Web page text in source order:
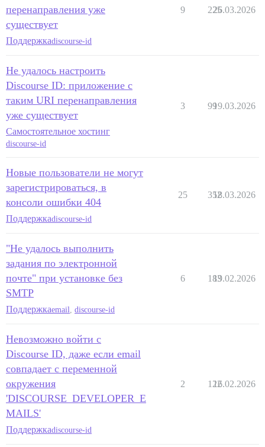
перенаправления уже
существует
Поддержкаdiscourse-id
9 225
26.03.2026
Не удалось настроить
Discourse ID: приложение с
таким URI перенаправления
уже существует
Самостоятельное хостинг
discourse-id
3 9919.03.2026
Новые пользователи не могут
зарегистрироваться, в
консоли ошибки 404
Поддержкаdiscourse-id
25 352
18.03.2026
"Не удалось выполнить
задания по электронной
почте" при установке без
SMTP
Поддержкаemail discourse-id
6 183
19.02.2026
Невозможно войти с
Discourse ID, даже если email
совпадает с переменной
окружения
'DISCOURSE_DEVELOPER_E
MAILS'
Поддержкаdiscourse-id
2 122
16.02.2026